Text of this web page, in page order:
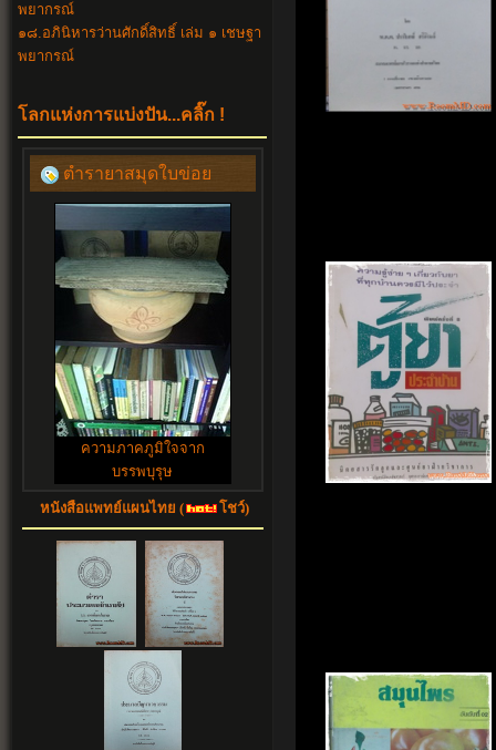
พยากรณ์
๑๘.อภินิหารว่านศักดิ์สิทธิ์ เล่ม ๑ เชษฐา
พยากรณ์
โลกแห่งการแบ่งปัน...คลิ๊ก !
ตำรายาสมุดใบข่อย
ความภาคภูมิใจจาก
บรรพบุรุษ
หนังสือแพทย์แผนไทย ( โชว์)